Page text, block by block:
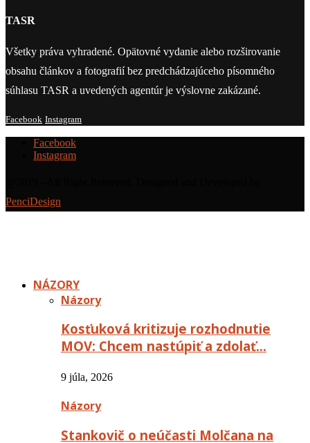
TASR
Všetky práva vyhradené. Opätovné vydanie alebo rozširovanie
obsahu článkov a fotografií bez predchádzajúceho písomného
súhlasu TASR a uvedených agentúr je výslovne zakázané.
Facebook Instagram
Facebook
Instagram
PenciDesign
NÁZORY
Názory
Kosťuková kritizuje rozhodnutie
MOV: Chcem nastúpiť a zdolať…
9 júla, 2026
Názory
Stankovič o neúčasti Molčana na